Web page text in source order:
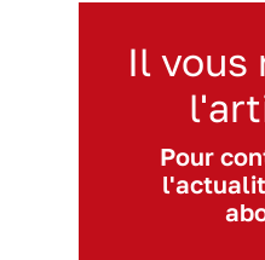
Il vous
Pour